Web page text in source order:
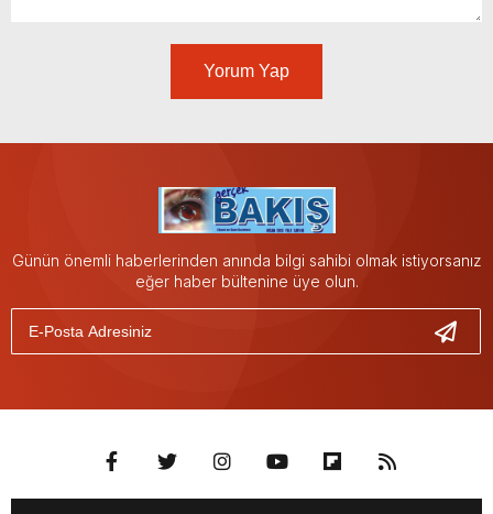
Yorum Yap
Günün önemli haberlerinden anında bilgi sahibi olmak istiyorsanız
eğer haber bültenine üye olun.